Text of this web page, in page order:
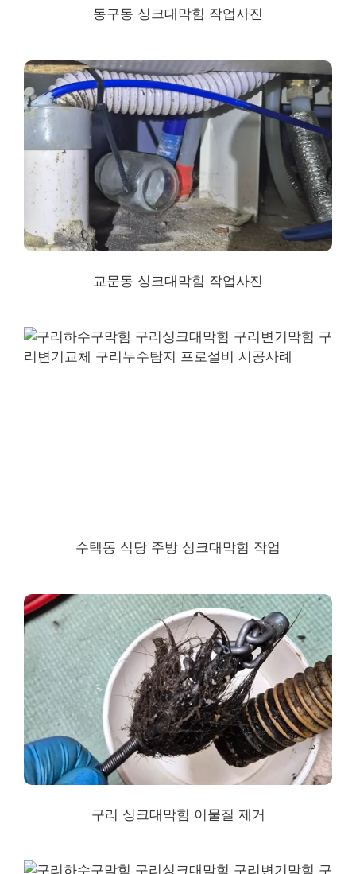
동구동 싱크대막힘 작업사진
교문동 싱크대막힘 작업사진
수택동 식당 주방 싱크대막힘 작업
구리 싱크대막힘 이물질 제거